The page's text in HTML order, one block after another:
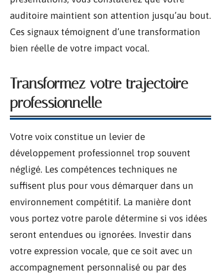
auditoire maintient son attention jusqu’au bout.
Ces signaux témoignent d’une transformation
bien réelle de votre impact vocal.
Transformez votre trajectoire
professionnelle
Votre voix constitue un levier de
développement professionnel trop souvent
négligé. Les compétences techniques ne
suffisent plus pour vous démarquer dans un
environnement compétitif. La manière dont
vous portez votre parole détermine si vos idées
seront entendues ou ignorées. Investir dans
votre expression vocale, que ce soit avec un
accompagnement personnalisé ou par des